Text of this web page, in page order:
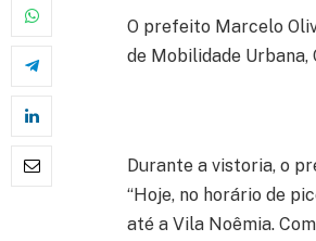
O prefeito Marcelo
de Mobilidade Urbana,
Durante a vistoria, o
“Hoje, no horário de
até a Vila Noêmia.